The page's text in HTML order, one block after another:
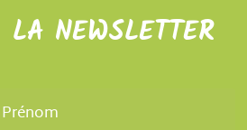
LA NEWSLETTER